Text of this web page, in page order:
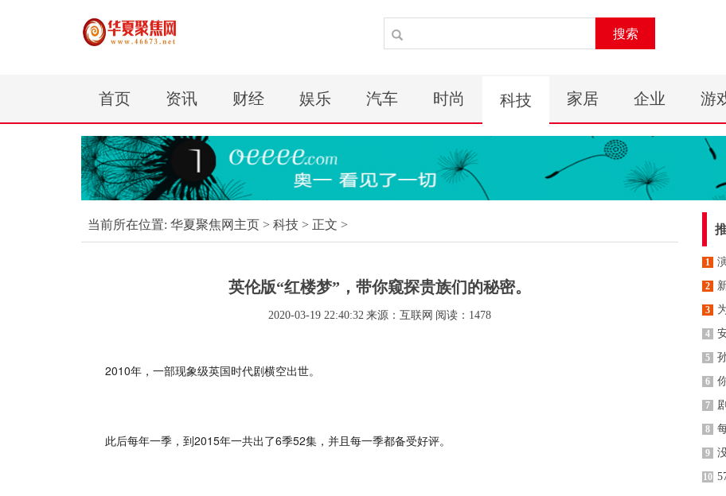
搜索
首页 资讯 财经 娱乐 汽车 时尚 科技 家居 企业 游
当前所在位置: 华夏聚焦网主页 > 科技 > 正文 >
英伦版“红楼梦”，带你窥探贵族们的秘密。
2020-03-19 22:40:32 来源：互联网 阅读：1478
2010年，一部现象级英国时代剧横空出世。
此后每年一季，到2015年一共出了6季52集，并且每一季都备受好评。
1
2
3
4
5
6
7
8
9
10